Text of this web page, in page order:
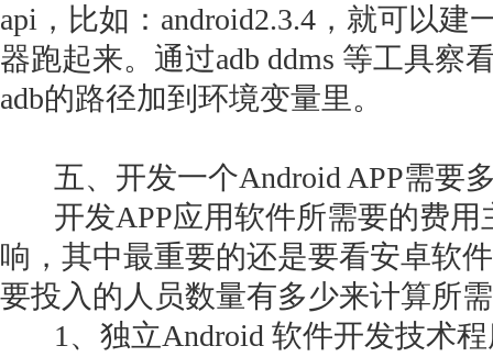
api，比如：android2.3.4，就可以建
器跑起来。通过adb ddms 等工具察
adb的路径加到环境变量里。
五、开发一个Android APP需要
开发APP应用软件所需要的费用
响，其中最重要的还是要看安卓软
要投入的人员数量有多少来计算所
1、独立Android 软件开发技术程